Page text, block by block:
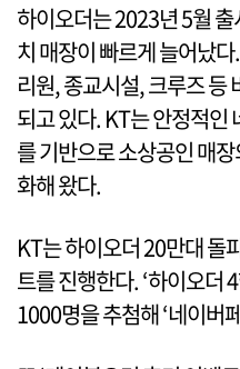
하이오더는 2023년 5월
치 매장이 빠르게 늘어났
리원, 종교시설, 크루즈 등
되고 있다. KT는 안정적인
를 기반으로 소상공인 매
화해 왔다.
KT는 하이오더 20만대 돌
트를 진행한다. ‘하이오더
1000명을 추첨해 ‘네이버